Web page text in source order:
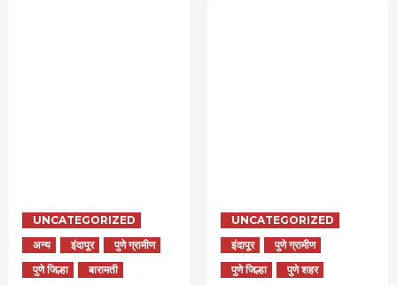
UNCATEGORIZED
अन्य
इंदापूर
पुणे ग्रामीण
पुणे जिल्हा
बारामती
UNCATEGORIZED
इंदापूर
पुणे ग्रामीण
पुणे जिल्हा
पुणे शहर